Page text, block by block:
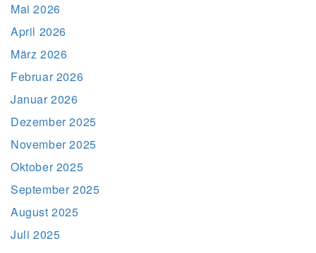
Mai 2026
April 2026
März 2026
Februar 2026
Januar 2026
Dezember 2025
November 2025
Oktober 2025
September 2025
August 2025
Juli 2025